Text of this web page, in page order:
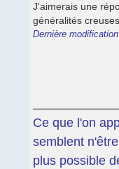
J'aimerais une
généralités
Dernière
Ce que l'on
semblent
plus possible